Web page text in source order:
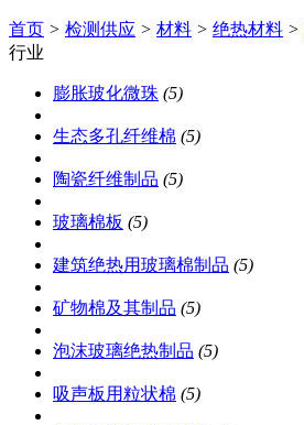
首页 > 检测供应 > 材料 > 绝热材料 >
行业
膨胀玻化微珠 (5)
生态多孔纤维棉 (5)
陶瓷纤维制品 (5)
玻璃棉板 (5)
建筑绝热用玻璃棉制品 (5)
矿物棉及其制品 (5)
泡沫玻璃绝热制品 (5)
吸声板用粒状棉 (5)